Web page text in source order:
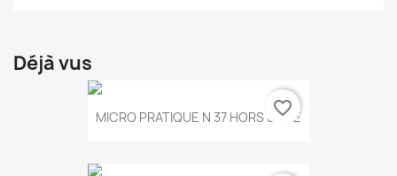
Déjà vus
MICRO PRATIQUE N 37 HORS SERIE
favorite_border